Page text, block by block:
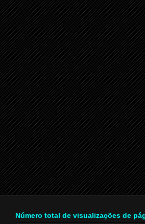
Número total de visualizações de